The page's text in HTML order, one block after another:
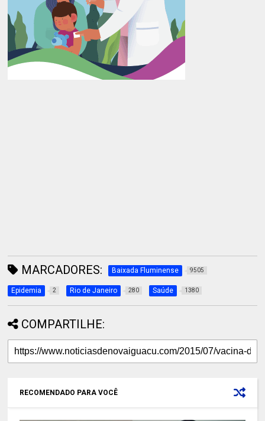
MARCADORES: Baixada Fluminense 9505
Epidemia 2 Rio de Janeiro 280 Saúde 1380
COMPARTILHE:
RECOMENDADO PARA VOCÊ